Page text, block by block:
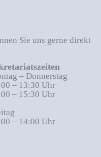
Sie uns gerne direkt
– Donnerstag
– 13:30 Uhr
– 15:30 Uhr
– 14:00 Uhr